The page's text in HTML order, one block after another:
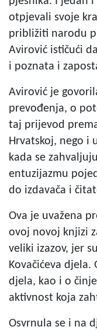
otpjevali svoje
približiti narodu
Avirović ističući
i poznata i
Avirović je
prevođenja, o
taj prijevod
Hrvatskoj, nego i
kada se
entuzijazmu
do izdavača i
Ova je uvažena
ovoj novoj knjizi
veliki izazov, jer
Kovačićeva
djela, kao i o
aktivnost koja
Osvrnula se i na